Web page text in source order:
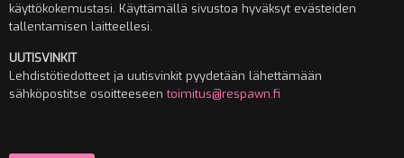
käyttökokemustasi. Käyttämällä sivustoa hyväksyt evästeiden
tallentamisen laitteellesi.
UUTISVINKIT
Lehdistötiedotteet ja uutisvinkit pyydetään lähettämään
sähköpostitse osoitteeseentoimitus@respawn.fi